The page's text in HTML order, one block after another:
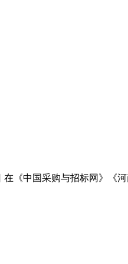
在 《中国采购与招标网 》 《